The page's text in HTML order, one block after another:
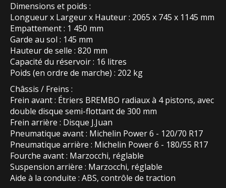
Dimensions et poids :
Longueur x Largeur x Hauteur : 2065 x 745 x 1145 mm
Empattement : 1 450 mm
Garde au sol : 145 mm
Hauteur de selle : 820 mm
Capacité du réservoir : 16 litres
Poids (en ordre de marche) : 202 kg
Châssis / Freins :
Frein avant : Étriers BREMBO radiaux à 4 pistons, avec
double disque semi-flottant de 300 mm
Frein arrière : Disque J.Juan
Pneumatique avant : Michelin Power 6 - 120/70 R17
Pneumatique arrière : Michelin Power 6 - 180/55 R17
Fourche avant : Marzocchi, réglable
Suspension arrière : Marzocchi, réglable
Aide à la conduite : ABS, contrôle de traction